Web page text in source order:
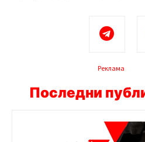
Реклама
Последни